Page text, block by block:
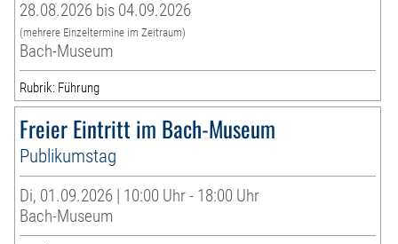
28.08.2026 bis 04.09.2026
(mehrere Einzeltermine im Zeitraum)
Bach-Museum
Rubrik: Führung
Freier Eintritt im Bach-Museum
Publikumstag
Di, 01.09.2026 | 10:00 Uhr - 18:00 Uhr
Bach-Museum